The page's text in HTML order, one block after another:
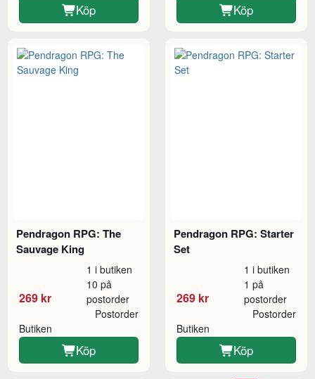
Köp Köp
Pendragon RPG: The
Sauvage King
269 kr
1 i butiken
10 på
postorder
Butiken
Postorder
Köp
Pendragon RPG: Starter
Set
269 kr
1 i butiken
1 på
postorder
Butiken
Postorder
Köp